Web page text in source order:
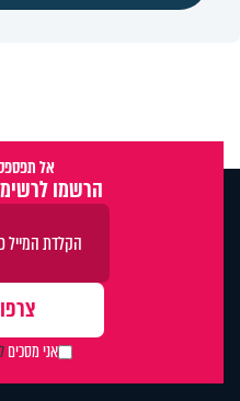
אל
הרשמו
אני מסכים